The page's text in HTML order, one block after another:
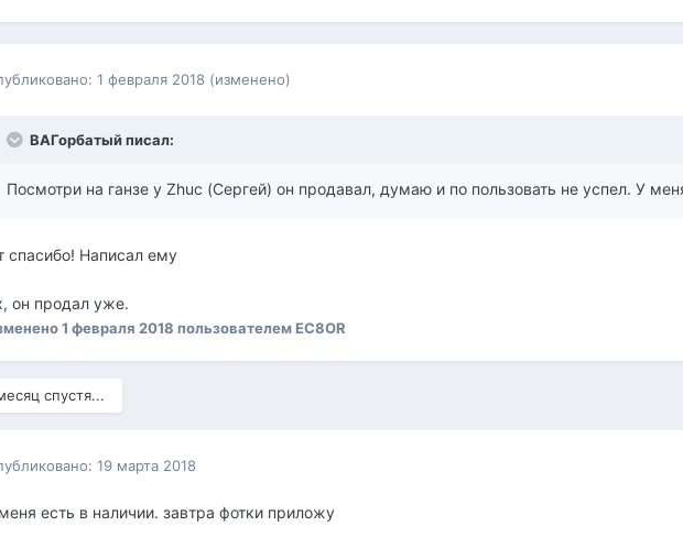
1 февраля 2018 (изменено)
ВАГорбатый писал:
Посмотри на ганзе у Zhuc (Сергей) он продавал, думаю и по пользовать не успел. У
спасибо! Написал ему
он продал уже.
1 февраля 2018 пользователем EC8OR
спустя...
19 марта 2018
есть в наличии. завтра фотки приложу